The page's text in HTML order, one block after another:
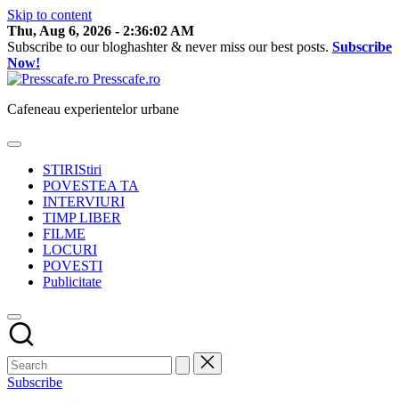
Skip to content
Thu, Aug 6, 2026 - 2:36:03 AM
Subscribe to our bloghashter & never miss our best posts. Subscribe
Now!
Presscafe.ro
Cafeneau experientelor urbane
STIRIStiri
POVESTEA TA
INTERVIURI
TIMP LIBER
FILME
LOCURI
POVESTI
Publicitate
Subscribe